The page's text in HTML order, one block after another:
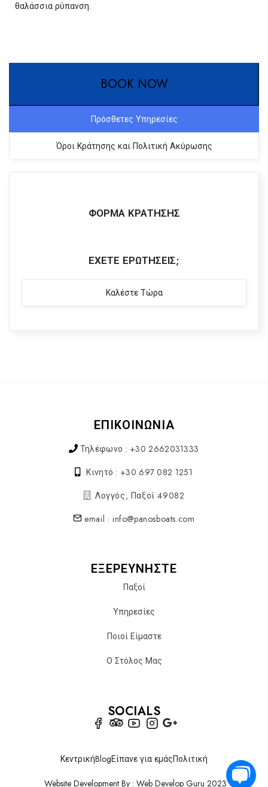
θαλάσσια ρύπανση.
BOOK NOW
Πρόσθετες Υπηρεσίες
Όροι Κράτησης και Πολιτική Ακύρωσης
ΦΌΡΜΑ ΚΡΆΤΗΣΗΣ
ΈΧΕΤΕ ΕΡΩΤΉΣΕΙΣ;
Καλέστε Τώρα
ΕΠΙΚΟΙΝΩΝΙΑ
Τηλέφωνο : +30 2662031333
Κινητό : +30 697 082 1251
Λογγός, Παξοί 49082
email : info@panosboats.com
ΕΞΕΡΕΥΝΗΣΤΕ
Παξοί
Υπηρεσίες
Ποιοί Είμαστε
Ο Στόλος Μας
SOCIALS
ΚεντρικήBlogΕίπανε για εμάςΠολιτική
Website Development By : Web Develop Guru 2023